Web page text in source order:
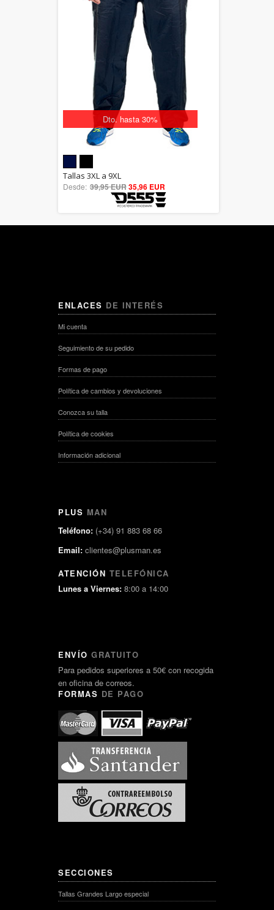
Dto. hasta 30%
5.00
out of 5
Tallas 3XL a 9XL
Desde: 39,95 EUR35,96 EUR
ENLACES DE INTERÉS
Mi cuenta
Seguimiento de su pedido
Formas de pago
Política de cambios y devoluciones
Conozca su talla
Política de cookies
Información adicional
PLUS MAN
Teléfono: (+34) 91 883 68 66
Email: clientes@plusman.es
ATENCIÓN TELEFÓNICA
Lunes a Viernes: 8:00 a 14:00
ENVÍO GRATUITO
Para pedidos superiores a 50€ con recogida
en oficina de correos.
FORMAS DE PAGO
SECCIONES
Tallas Grandes Largo especial